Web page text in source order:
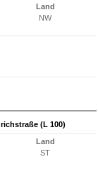
Land
NW
(L 100)
Land
ST